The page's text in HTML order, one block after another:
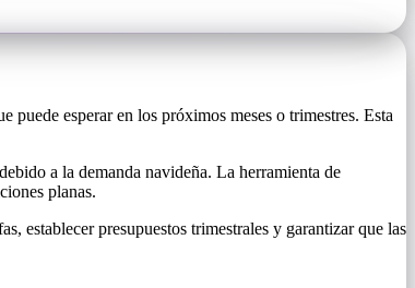
esperar en los próximos meses o trimestres. Esta
a la demanda navideña. La herramienta de
planas.
establecer presupuestos trimestrales y garantizar que las